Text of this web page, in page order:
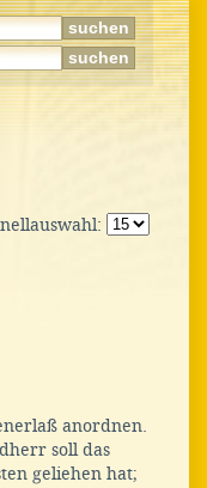
anordnen.
soll das
geliehen hat;